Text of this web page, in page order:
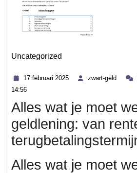
Uncategorized
17 februari 2025 zwart-geld
zwart-
14:56
Alles wat je moet
geldlening: van
Alles wat je moet